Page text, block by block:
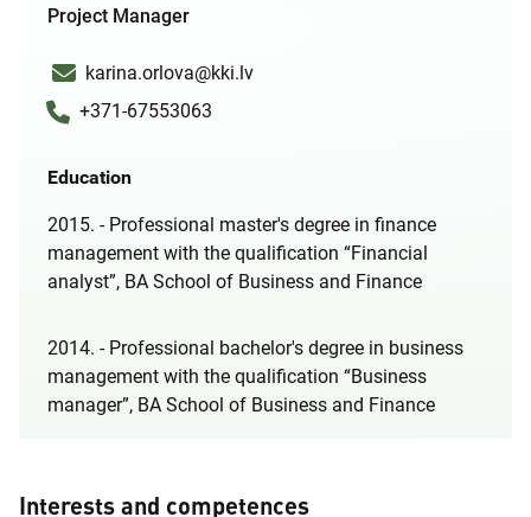
Interests and competences
Project Manager
karina.orlova@kki.lv
+371-67553063
Education
2015. - Professional master's degree in finance
management with the qualification “Financial
analyst”, BA School of Business and Finance
2014. - Professional bachelor's degree in business
management with the qualification “Business
manager”, BA School of Business and Finance